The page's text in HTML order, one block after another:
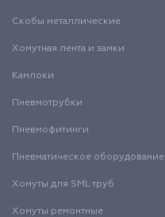
Скобы металлические
Хомутная лента и замки
Камлоки
Пневмотрубки
Пневмофитинги
Пневматическое оборудование
Хомуты для SML труб
Хомуты ремонтные